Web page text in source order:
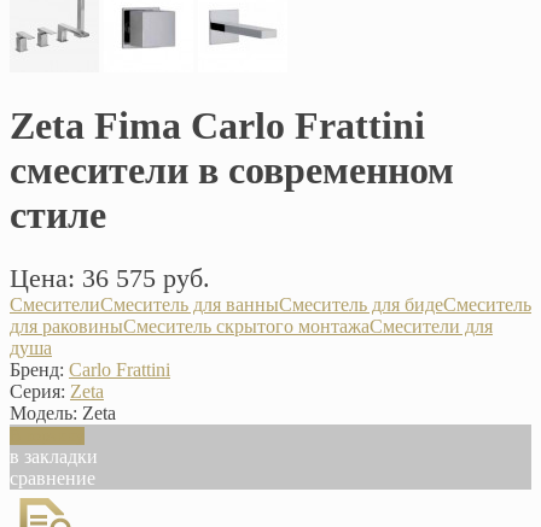
Zeta Fima Carlo Frattini
смесители в современном
стиле
Цена: 36 575 руб.
СмесителиСмеситель для ванныСмеситель для бидеСмеситель
для раковиныСмеситель скрытого монтажаСмесители для
душа
Бренд: Carlo Frattini
Серия: Zeta
Модель: Zeta
в закладки
сравнение